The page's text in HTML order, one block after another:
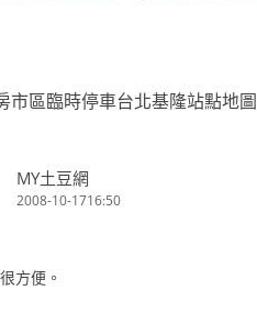
市區臨時停車台北基隆站點地圖
MY土豆網
2008-10-1716:50
方便。